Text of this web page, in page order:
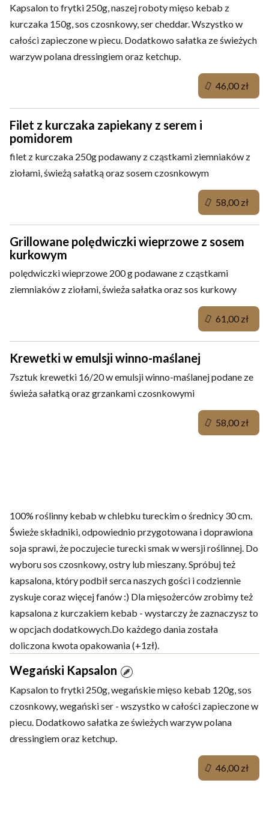
Kapsalon to frytki 250g, naszej roboty mięso kebab z
kurczaka 150g, sos czosnkowy, ser cheddar. Wszystko w
całości zapieczone w piecu. Dodatkowo sałatka ze świeżych
warzyw polana dressingiem oraz ketchup.
Filet z kurczaka zapiekany z serem i
pomidorem
filet z kurczaka 250g podawany z cząstkami ziemniaków z
ziołami, świeżą sałatką oraz sosem czosnkowym
Grillowane polędwiczki wieprzowe z sosem
kurkowym
polędwiczki wieprzowe 200 g podawane z cząstkami
ziemniaków z ziołami, świeża sałatka oraz sos kurkowy
Krewetki w emulsji winno-maślanej
7sztuk krewetki 16/20 w emulsji winno-maślanej podane ze
świeża sałatką oraz grzankami czosnkowymi
100% roślinny kebab w chlebku tureckim o średnicy 30 cm.
Świeże składniki, odpowiednio przygotowana i doprawiona
soja sprawi, że poczujecie turecki smak w wersji roślinnej. Do
wyboru sos czosnkowy, ostry lub mieszany. Spróbuj też
kapsalona, który podbił serca naszych gości i codziennie
zyskuje coraz więcej fanów :) Dla mięsożerców zrobimy też
kapsalona z kurczakiem kebab - wystarczy że zaznaczysz to
w opcjach dodatkowych.Do każdego dania została
doliczona kwota opakowania (+1zł).
Wegański Kapsalon
Kapsalon to frytki 250g, wegańskie mięso kebab 120g, sos
czosnkowy, wegański ser - wszystko w całości zapieczone w
piecu. Dodatkowo sałatka ze świeżych warzyw polana
dressingiem oraz ketchup.